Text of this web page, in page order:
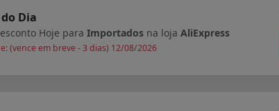
Dia
Hoje para Importados na loja AliExpress
(vence em breve - 3 dias) 12/08/2026